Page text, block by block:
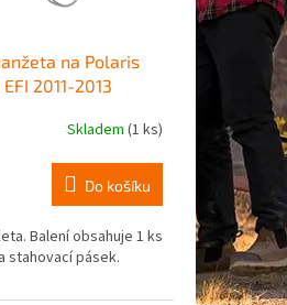
na Polaris
2011-2013
Skladem (1 ks)
Do košíku
Balení obsahuje 1 ks
stahovací pásek.